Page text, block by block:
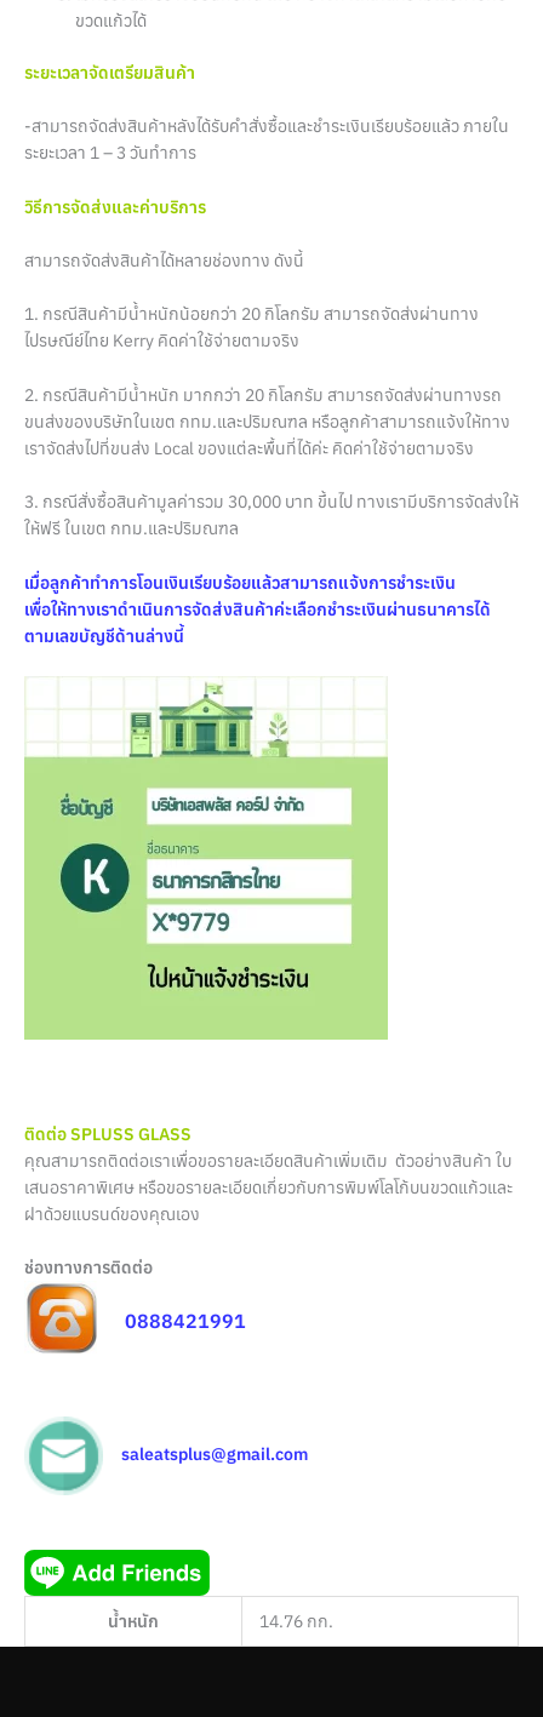
ขวดแก้วได้
ระยะเวลาจัดเตรียมสินค้า
-สามารถจัดส่งสินค้าหลังได้รับคำสั่งซื้อและชำระเงินเรียบร้อยแล้ว ภายใน
ระยะเวลา 1 – 3 วันทำการ
วิธีการจัดส่งและค่าบริการ
สามารถจัดส่งสินค้าได้หลายช่องทาง ดังนี้
1. กรณีสินค้ามีน้ำหนักน้อยกว่า 20 กิโลกรัม สามารถจัดส่งผ่านทาง
ไปรษณีย์ไทย Kerry คิดค่าใช้จ่ายตามจริง
2. กรณีสินค้ามีน้ำหนัก มากกว่า 20 กิโลกรัม สามารถจัดส่งผ่านทางรถ
ขนส่งของบริษัทในเขต กทม.และปริมณฑล หรือลูกค้าสามารถแจ้งให้ทาง
เราจัดส่งไปที่ขนส่ง Local ของแต่ละพื้นที่ได้ค่ะ คิดค่าใช้จ่ายตามจริง
3. กรณีสั่งซื้อสินค้ามูลค่ารวม 30,000 บาท ขึ้นไป ทางเรามีบริการจัดส่งให้
ให้ฟรี ในเขต กทม.และปริมณฑล
เมื่อลูกค้าทำการโอนเงินเรียบร้อยแล้วสามารถแจ้งการชำระเงิน
เพื่อให้ทางเราดำเนินการจัดส่งสินค้าค่ะเลือกชำระเงินผ่านธนาคารได้
ตามเลขบัญชีด้านล่างนี้
ติดต่อ SPLUSS GLASS
คุณสามารถติดต่อเราเพื่อขอรายละเอียดสินค้าเพิ่มเติม ตัวอย่างสินค้า ใบ
เสนอราคาพิเศษ หรือขอรายละเอียดเกี่ยวกับการพิมพ์โลโก้บนขวดแก้วและ
ฝาด้วยแบรนด์ของคุณเอง
ช่องทางการติดต่อ
0888421991
saleatsplus@gmail.com
น้ำหนัก 14.76 กก.